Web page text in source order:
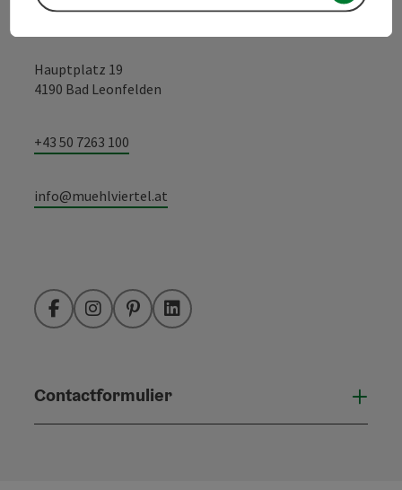
Hauptplatz 19
4190 Bad Leonfelden
+43 50 7263 100
info@muehlviertel.at
FacebookInstagramPinterestLinkedIn
Contactformulier